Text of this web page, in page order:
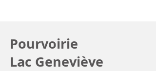
Pourvoirie
Lac Geneviève